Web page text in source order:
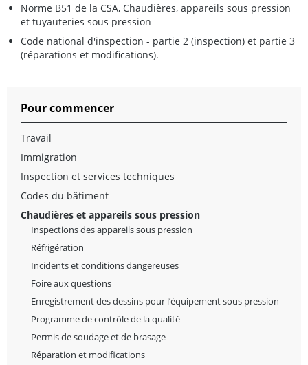
Norme B51 de la CSA, Chaudières, appareils sous pression
et tuyauteries sous pression
Code national d'inspection - partie 2 (inspection) et partie 3
(réparations et modifications).
Pour commencer
Travail
Immigration
Inspection et services techniques
Codes du bâtiment
Chaudières et appareils sous pression
Inspections des appareils sous pression
Réfrigération
Incidents et conditions dangereuses
Foire aux questions
Enregistrement des dessins pour l’équipement sous pression
Programme de contrôle de la qualité
Permis de soudage et de brasage
Réparation et modifications